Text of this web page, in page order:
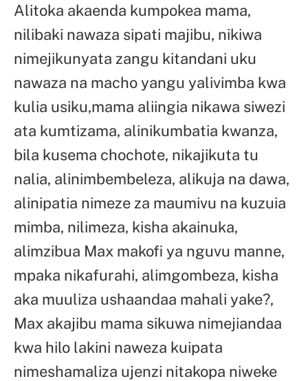
Alitoka akaenda kumpokea mama,
nilibaki nawaza sipati majibu, nikiwa
nimejikunyata zangu kitandani uku
nawaza na macho yangu yalivimba kwa
kulia usiku,mama aliingia nikawa siwezi
ata kumtizama, alinikumbatia kwanza,
bila kusema chochote, nikajikuta tu
nalia, alinimbembeleza, alikuja na dawa,
alinipatia nimeze za maumivu na kuzuia
mimba, nilimeza, kisha akainuka,
alimzibua Max makofi ya nguvu manne,
mpaka nikafurahi, alimgombeza, kisha
aka muuliza ushaandaa mahali yake?,
Max akajibu mama sikuwa nimejiandaa
kwa hilo lakini naweza kuipata
nimeshamaliza ujenzi nitakopa niweke